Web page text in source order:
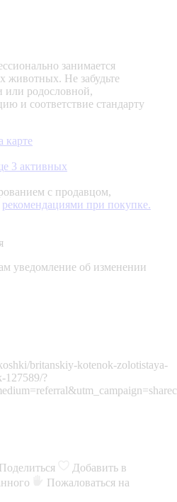
занимается
животных. Не забудьте
или родословной,
и соответствие стандарту
карте
3 активных
с продавцом,
рекомендациями при покупке.
уведомление об изменении
britanskiy-kotenok-zolotistaya-
127589/?
Поделиться
Добавить в
Пожаловаться на